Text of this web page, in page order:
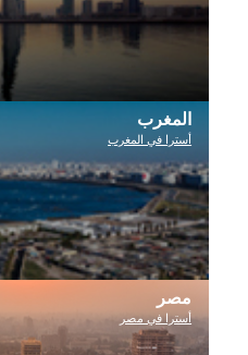
المغرب
أسترا في المغرب
مصر
أسترا في مصر